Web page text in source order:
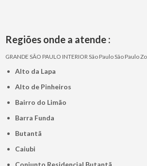
Regiões onde a atende :
GRANDE SÃO PAULO INTERIORSão PauloSão Paulo
Alto da Lapa
Alto de Pinheiros
Bairro do Limão
Barra Funda
Butantã
Caiubi